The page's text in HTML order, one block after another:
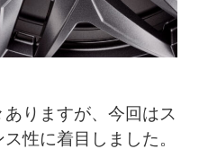
りますが、今回はス
性に着目しました。